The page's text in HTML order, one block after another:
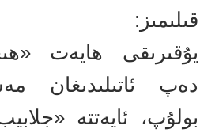
قىلىمىز:
يۇقىرىقى ھايەت
دەپ ئاتىلىدىغان
بولۇپ، ئايەتتە